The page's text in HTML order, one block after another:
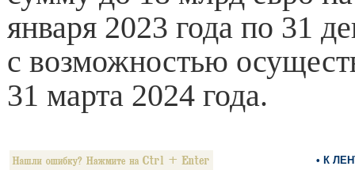
января 2023 года по 31
с возможностью
31 марта 2024 года.
• К